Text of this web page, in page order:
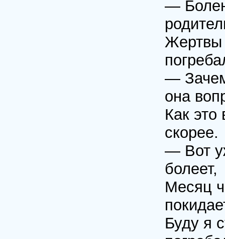
—
Жертвы
—
она
Как это
скорее.
— Вот
болеет,
Месяц
Буду я